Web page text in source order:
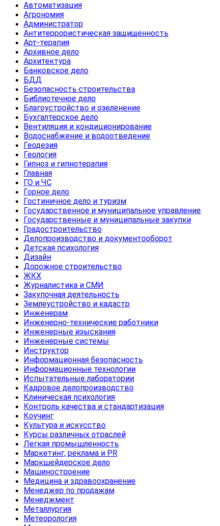
Автоматизация
Агрономия
Администратор
Антитеррористическая защищенность
Арт-терапия
Архивное дело
Архитектура
Банковское дело
БДД
Безопасность строительства
Библиотечное дело
Благоустройство и озеленение
Бухгалтерское дело
Вентиляция и кондиционирование
Водоснабжение и водоотведение
Геодезия
Геология
Гипноз и гипнотерапия
Главная
ГО и ЧС
Горное дело
Гостиничное дело и туризм
Государственное и муниципальное управление
Государственные и муниципальные закупки
Градостроительство
Делопроизводство и документооборот
Детская психология
Дизайн
Дорожное строительство
ЖКХ
Журналистика и СМИ
Закупочная деятельность
Землеустройство и кадастр
Инженерам
Инженерно-технические работники
Инженерные изыскания
Инженерные системы
Инструктор
Информационная безопасность
Информационные технологии
Испытательные лаборатории
Кадровое делопроизводство
Клиническая психология
Контроль качества и стандартизация
Коучинг
Культура и искусство
Курсы различных отраслей
Легкая промышленность
Маркетинг, реклама и PR
Маркшейдерское дело
Машиностроение
Медицина и здравоохранение
Менеджер по продажам
Менеджмент
Металлургия
Метеорология